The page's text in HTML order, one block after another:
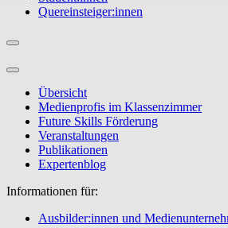
Quereinsteiger:innen
Übersicht
Medienprofis im Klassenzimmer
Future Skills Förderung
Veranstaltungen
Publikationen
Expertenblog
Informationen für:
Ausbilder:innen und